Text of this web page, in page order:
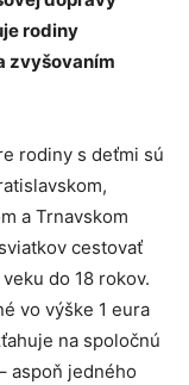
rodiny
zvyšovaním
rodiny s deťmi sú
a Trnavskom
cestovať
do 18 rokov.
vo výške 1 eura
na spoločnú
aspoň jedného